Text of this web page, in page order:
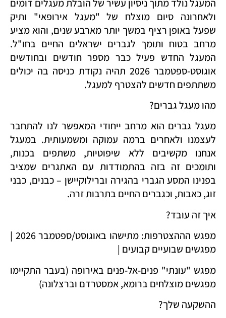
המעגל נולד מתוך ניסיון עשיר של הובלת מעגלים דומים
ולאחרונה סיום מוצלח של "מעגל אירופאי" ותיק
שפעל באופן רציף במשך יותר מארבע שנים, והוא מציע
מרחב בטוח ותומך לגברים ישראלים החיים בחו"ל.
המעגל החדש פעיל כבר מספר חודשים ובחודשים
אוגוסט-ספטמבר 2026 תהיה נקודת כניסה בה יכולים
משתתפים חדשים להצטרף למעגל.
מהו מעגל גברים?
מעגל גברים הוא מרחב ייחודי המאפשר לנו להתחבר
לעצמנו ולאחרים ברמה עמוקה ומשמעותית. במעגל
אנחנו מקשיבים ללא שיפוטיות, משתפים בכנות,
ותומכים זה בזה בהתמודדות עם האתגרים שמציב
בפנינו המסע הגברי בהגירה וברילוקיישן – כבנים, כבני
זוג, כאבות, וכגברים החיים בתרבות זרה.
איך זה עובד?
מפגש הההצטרפות: מתישהו באוגוסט/ספטמבר 2026 |
מפגשים שבועיים קבועים |
מפגש "עונתי" פנים-אל-פנים באירופה (בעבר התקיימו
מפגשים מוצלחים ברומא, אמסטרדם וברצלונה)
ההשקעה שלך?